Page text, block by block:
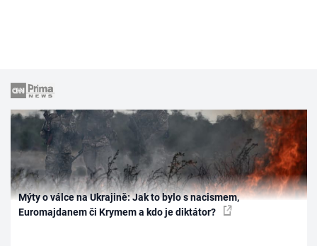
Mýty o válce na Ukrajině: Jak to bylo s nacismem,
Euromajdanem či Krymem a kdo je diktátor?